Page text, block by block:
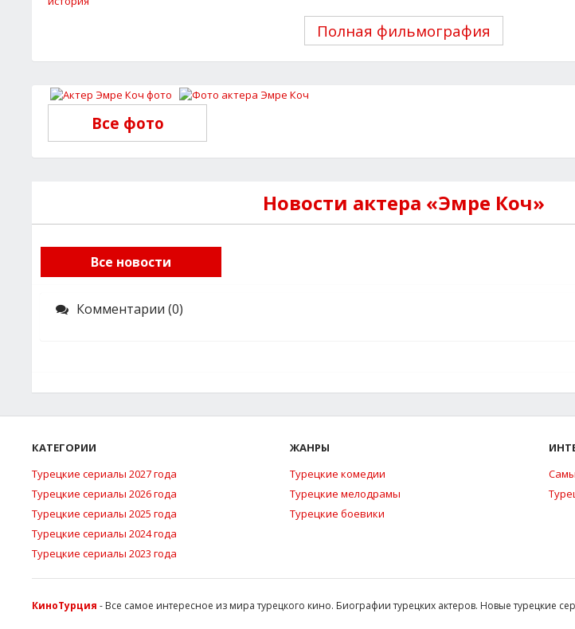
Полная фильмография
Все фото
Новости актера «Эмре Коч»
Все новости
Комментарии (0)
КАТЕГОРИИ
Турецкие сериалы 2027 года
Турецкие сериалы 2026 года
Турецкие сериалы 2025 года
Турецкие сериалы 2024 года
Турецкие сериалы 2023 года
ЖАНРЫ
Турецкие комедии
Турецкие мелодрамы
Турецкие боевики
КиноТурция - Все самое интересное из мира турецкого кино. Биографии турецких актеров. Новые турецкие